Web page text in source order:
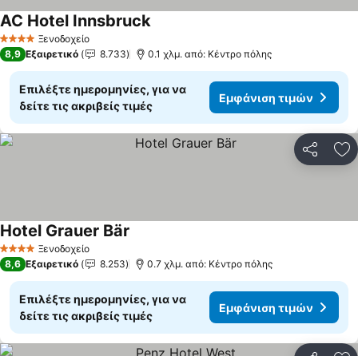
4 ΑστέριαΞενοδοχείο
AC Hotel Innsbruck
8,9 Εξαιρετικό 8.733 0.1 χλμ. από: Κέντρο πόλης
Επιλέξτε ημερομηνίες, για να
δείτε τις ακριβείς τιμές
Εμφάνιση τιμών
4 ΑστέριαΞενοδοχείο
Hotel Grauer Bär
8,6 Εξαιρετικό 8.253 0.7 χλμ. από: Κέντρο πόλης
Επιλέξτε ημερομηνίες, για να
δείτε τις ακριβείς τιμές
Εμφάνιση τιμών